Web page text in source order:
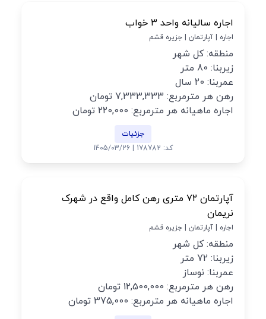
اجاره سالیانه واحد ۳ خواب
اجاره | آپارتمان | جزیره قشم
منطقه: کل شهر
زیربنا: 80 متر
عمربنا: 20 سال
رهن هر مترمربع: 7,333,333 تومان
اجاره ماهیانه هر مترمربع: 220,000 تومان
جزئیات
کد: 178782 | 1405/03/26
آپارتمان ۷۲ متری رهن کامل واقع در شهرک
نریمان
اجاره | آپارتمان | جزیره قشم
منطقه: کل شهر
زیربنا: 72 متر
عمربنا: نوساز
رهن هر مترمربع: 12,500,000 تومان
اجاره ماهیانه هر مترمربع: 375,000 تومان